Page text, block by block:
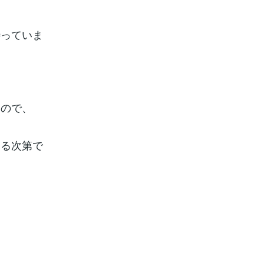
ていま
で、
次第で